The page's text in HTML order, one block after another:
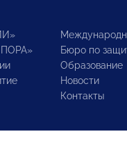
Бюро по
Образование
Новости
Контакты